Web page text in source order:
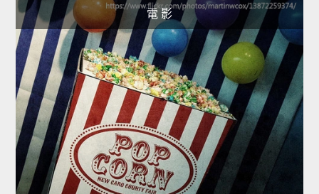
電 影